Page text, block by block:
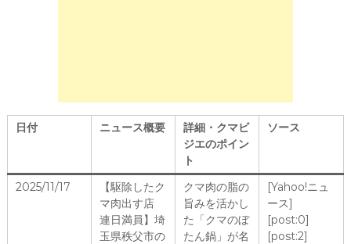
日付 ニュース概要
詳細・クマビ
ジエのポイン
ト
ソース
2025/11/17
【駆除したク
マ肉出す店
連日満員】埼
玉県秩父市の
クマ肉の脂の
旨みを活かし
た「クマのぼ
たん鍋」が名
[Yahoo!ニュ
ース]
[post:0]
[post:2]